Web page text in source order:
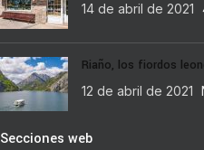
14 de abril de 2021
Riaño, los fiordos
12 de abril de 2021
Secciones web